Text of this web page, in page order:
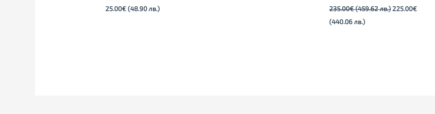
25.00€(48.90 лв.) 235.00€(459.62 лв.)225.00€
(440.06 лв.)